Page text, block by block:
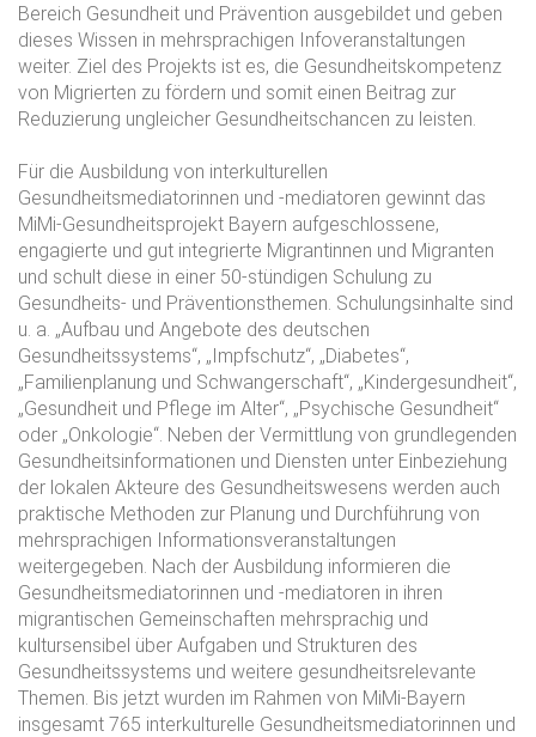
Bereich Gesundheit und Prävention ausgebildet und geben
dieses Wissen in mehrsprachigen Infoveranstaltungen
weiter. Ziel des Projekts ist es, die Gesundheitskompetenz
von Migrierten zu fördern und somit einen Beitrag zur
Reduzierung ungleicher Gesundheitschancen zu leisten.
Für die Ausbildung von interkulturellen
Gesundheitsmediatorinnen und -mediatoren gewinnt das
MiMi-Gesundheitsprojekt Bayern aufgeschlossene,
engagierte und gut integrierte Migrantinnen und Migranten
und schult diese in einer 50-stündigen Schulung zu
Gesundheits- und Präventionsthemen. Schulungsinhalte sind
u. a. „Aufbau und Angebote des deutschen
Gesundheitssystems“, „Impfschutz“, „Diabetes“,
„Familienplanung und Schwangerschaft“, „Kindergesundheit“,
„Gesundheit und Pflege im Alter“, „Psychische Gesundheit“
oder „Onkologie“. Neben der Vermittlung von grundlegenden
Gesundheitsinformationen und Diensten unter Einbeziehung
der lokalen Akteure des Gesundheitswesens werden auch
praktische Methoden zur Planung und Durchführung von
mehrsprachigen Informationsveranstaltungen
weitergegeben. Nach der Ausbildung informieren die
Gesundheitsmediatorinnen und -mediatoren in ihren
migrantischen Gemeinschaften mehrsprachig und
kultursensibel über Aufgaben und Strukturen des
Gesundheitssystems und weitere gesundheitsrelevante
Themen. Bis jetzt wurden im Rahmen von MiMi-Bayern
insgesamt 765 interkulturelle Gesundheitsmediatorinnen und